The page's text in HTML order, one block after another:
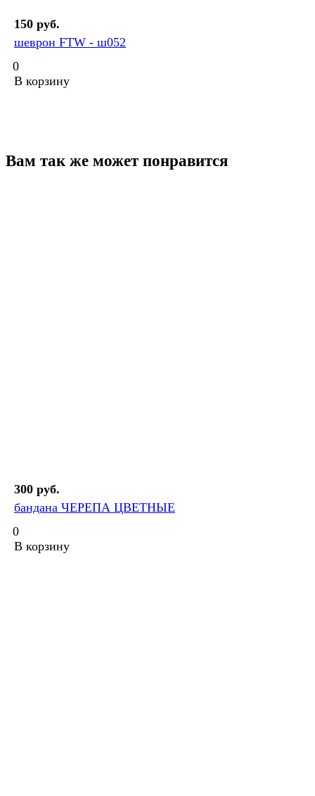
150 руб.
шеврон FTW - ш052
0
В корзину
Вам так же может понравится
300 руб.
бандана ЧЕРЕПА ЦВЕТНЫЕ
0
В корзину